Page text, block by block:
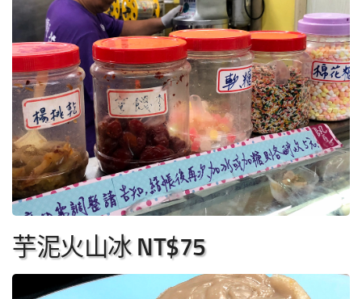
芋泥火山冰 NT$75